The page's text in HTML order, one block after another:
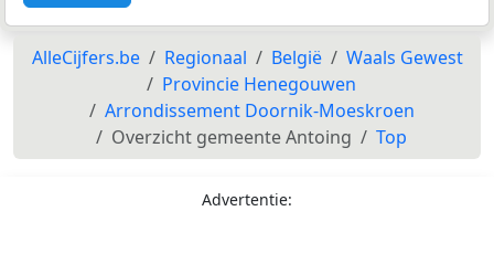
AlleCijfers.be Regionaal België
Waals Gewest
Provincie Henegouwen
Arrondissement Doornik-Moeskroen
Overzicht gemeente Antoing
Top
Advertentie: